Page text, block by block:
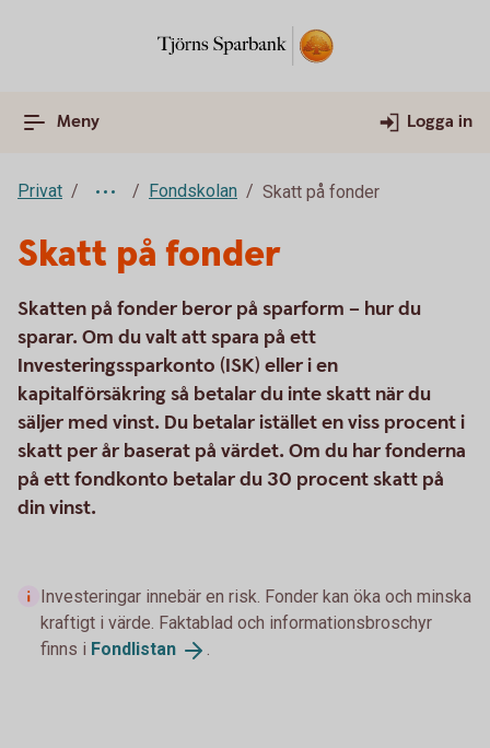
Meny Logga in
Privat Fondskolan Skatt på fonder
Skatt på fonder
Skatten på fonder beror på sparform – hur du
sparar. Om du valt att spara på ett
Investeringssparkonto (ISK) eller i en
kapitalförsäkring så betalar du inte skatt när du
säljer med vinst. Du betalar istället en viss procent i
skatt per år baserat på värdet. Om du har fonderna
på ett fondkonto betalar du 30 procent skatt på
din vinst.
Investeringar innebär en risk. Fonder kan öka och minska
kraftigt i värde. Faktablad och informationsbroschyr
finns i Fondlistan .